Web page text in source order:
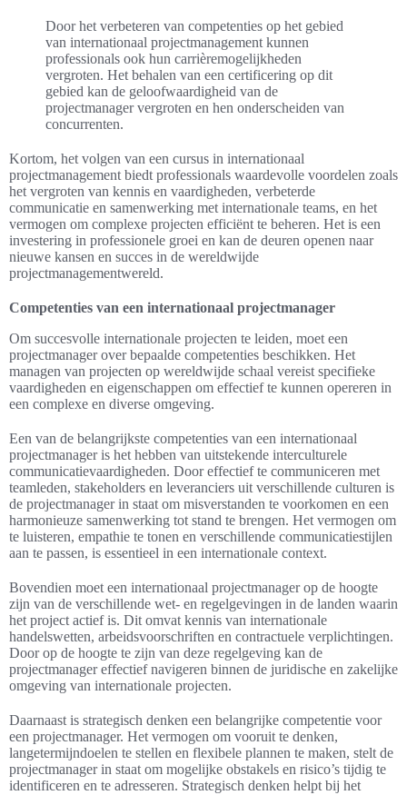
Door het verbeteren van competenties op het gebied
van internationaal projectmanagement kunnen
professionals ook hun carrièremogelijkheden
vergroten. Het behalen van een certificering op dit
gebied kan de geloofwaardigheid van de
projectmanager vergroten en hen onderscheiden van
concurrenten.
Kortom, het volgen van een cursus in internationaal
projectmanagement biedt professionals waardevolle voordelen zoals
het vergroten van kennis en vaardigheden, verbeterde
communicatie en samenwerking met internationale teams, en het
vermogen om complexe projecten efficiënt te beheren. Het is een
investering in professionele groei en kan de deuren openen naar
nieuwe kansen en succes in de wereldwijde
projectmanagementwereld.
Competenties van een internationaal projectmanager
Om succesvolle internationale projecten te leiden, moet een
projectmanager over bepaalde competenties beschikken. Het
managen van projecten op wereldwijde schaal vereist specifieke
vaardigheden en eigenschappen om effectief te kunnen opereren in
een complexe en diverse omgeving.
Een van de belangrijkste competenties van een internationaal
projectmanager is het hebben van uitstekende interculturele
communicatievaardigheden. Door effectief te communiceren met
teamleden, stakeholders en leveranciers uit verschillende culturen is
de projectmanager in staat om misverstanden te voorkomen en een
harmonieuze samenwerking tot stand te brengen. Het vermogen om
te luisteren, empathie te tonen en verschillende communicatiestijlen
aan te passen, is essentieel in een internationale context.
Bovendien moet een internationaal projectmanager op de hoogte
zijn van de verschillende wet- en regelgevingen in de landen waarin
het project actief is. Dit omvat kennis van internationale
handelswetten, arbeidsvoorschriften en contractuele verplichtingen.
Door op de hoogte te zijn van deze regelgeving kan de
projectmanager effectief navigeren binnen de juridische en zakelijke
omgeving van internationale projecten.
Daarnaast is strategisch denken een belangrijke competentie voor
een projectmanager. Het vermogen om vooruit te denken,
langetermijndoelen te stellen en flexibele plannen te maken, stelt de
projectmanager in staat om mogelijke obstakels en risico’s tijdig te
identificeren en te adresseren. Strategisch denken helpt bij het